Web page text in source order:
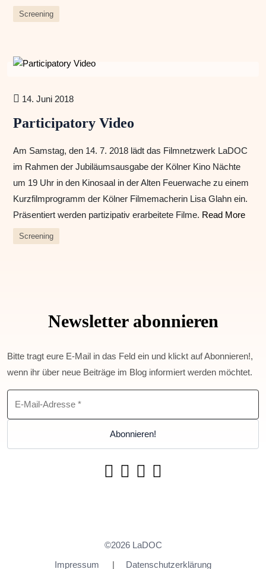
Screening
14. Juni 2018
Participatory Video
Am Samstag, den 14. 7. 2018 lädt das Filmnetzwerk LaDOC
im Rahmen der Jubiläumsausgabe der Kölner Kino Nächte
um 19 Uhr in den Kinosaal in der Alten Feuerwache zu einem
Kurzfilmprogramm der Kölner Filmemacherin Lisa Glahn ein.
Präsentiert werden partizipativ erarbeitete Filme. Read More
Screening
Newsletter abonnieren
Bitte tragt eure E-Mail in das Feld ein und klickt auf Abonnieren!,
wenn ihr über neue Beiträge im Blog informiert werden möchtet.
©2026 LaDOC
Impressum
Datenschutzerklärung